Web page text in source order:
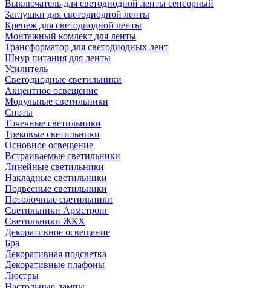
Выключатель для светодиодной ленты сенсорный
Заглушки для светодиодной ленты
Крепеж для светодиодной ленты
Монтажный комлект для ленты
Трансформатор для светодиодных лент
Шнур питания для ленты
Усилитель
Светодиодные светильники
Акцентное освещение
Модульные светильники
Споты
Точечные светильники
Трековые светильники
Основное освещение
Встраиваемые светильники
Линейные светильники
Накладные светильники
Подвесные светильники
Потолочные светильники
Светильники Армстронг
Светильники ЖКХ
Декоративное освещение
Бра
Декоративная подсветка
Декоративные плафоны
Люстры